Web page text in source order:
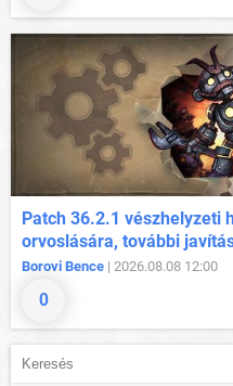
0
Patch 36.2.1 vészhelyzeti
orvoslására, további
Borovi Bence | 2026.08.08 12:00